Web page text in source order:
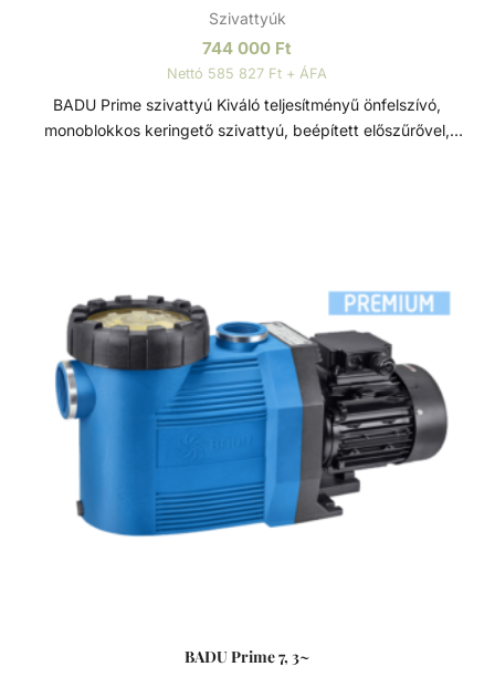
Szivattyúk
744 000 Ft
Nettó 585 827 Ft + ÁFA
BADU Prime szivattyú Kiváló teljesítményű önfelszívó,
monoblokkos keringető szivattyú, beépített előszűrővel,
BADU Prime 7, 3~